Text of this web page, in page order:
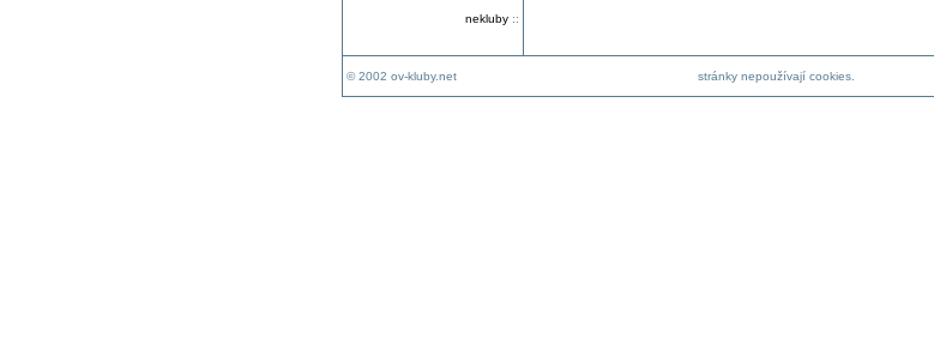
nekluby::
© 2002 ov-kluby.net stránky nepoužívají cookies.